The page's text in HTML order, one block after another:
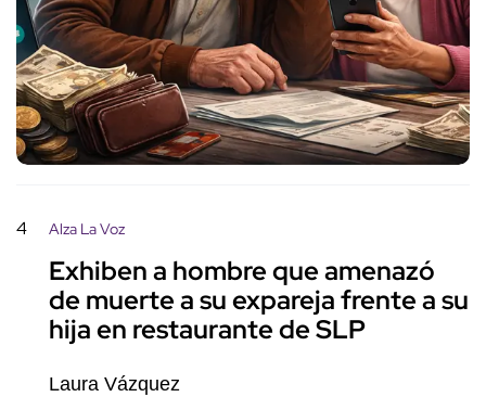
4 Alza La Voz
Exhiben a hombre que amenazó
de muerte a su expareja frente a su
hija en restaurante de SLP
Laura Vázquez